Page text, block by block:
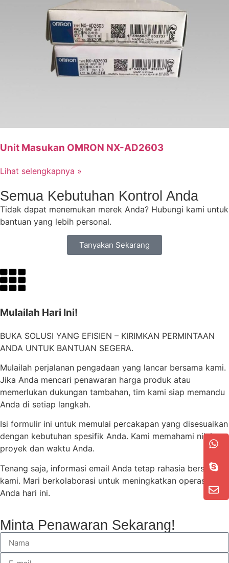
Unit Masukan OMRON NX-AD2603
Lihat selengkapnya »
Semua Kebutuhan Kontrol Anda
Tidak dapat menemukan merek Anda? Hubungi kami untuk
bantuan yang lebih personal.
Tanyakan Sekarang
Mulailah Hari Ini!
BUKA SOLUSI YANG EFISIEN – KIRIMKAN PERMINTAAN
ANDA UNTUK BANTUAN SEGERA.
Mulailah perjalanan pengadaan yang lancar bersama kami.
Jika Anda mencari penawaran harga produk atau
memerlukan dukungan tambahan, tim kami siap memandu
Anda di setiap langkah.
Isi formulir ini untuk memulai percakapan yang disesuaikan
dengan kebutuhan spesifik Anda. Kami memahami nilai
proyek dan waktu Anda.
Tenang saja, informasi email Anda tetap rahasia bersama
kami. Mari berkolaborasi untuk meningkatkan operasi
Anda hari ini.
Minta Penawaran Sekarang!